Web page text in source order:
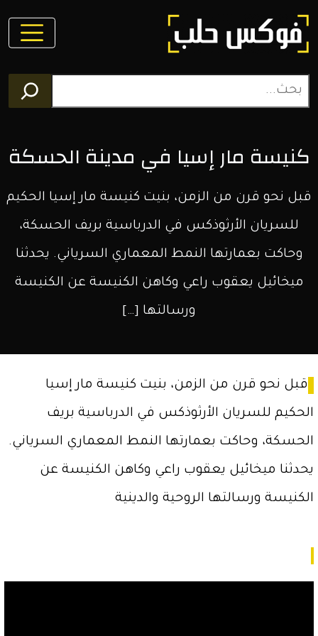
فوكس
حلب
تغطي
أخبار
محافظة
حلب
كنيسة مار إسيا في مدينة الحسكة
قبل نحو قرن من الزمن، بنيت كنيسة مار إسيا الحكيم
للسريان الأرثوذكس في الدرباسية بريف الحسكة،
وحاكت بعمارتها النمط المعماري السرياني. يحدثنا
ميخائيل يعقوب راعي وكاهن الكنيسة عن الكنيسة
ورسالتها […]
قبل نحو قرن من الزمن، بنيت كنيسة مار إسيا
الحكيم للسريان الأرثوذكس في الدرباسية بريف
الحسكة، وحاكت بعمارتها النمط المعماري السرياني.
يحدثنا ميخائيل يعقوب راعي وكاهن الكنيسة عن
الكنيسة ورسالتها الروحية والدينية